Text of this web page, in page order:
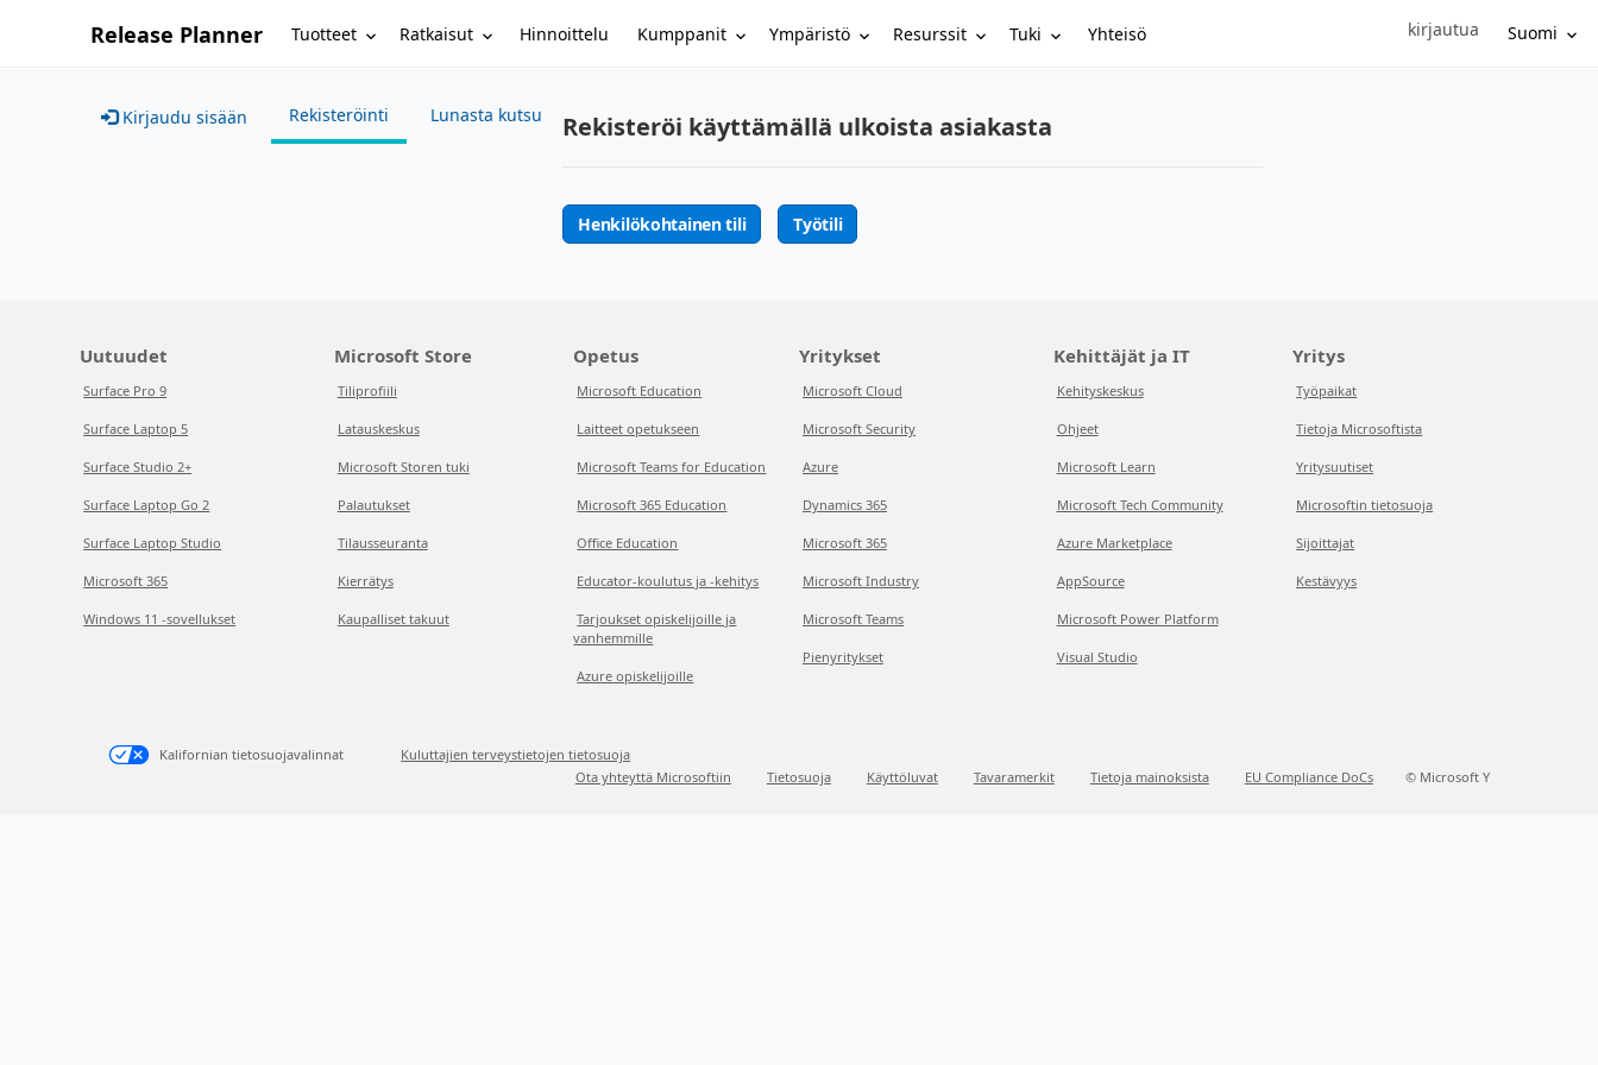
Release Planner Tuotteet Ratkaisut Hinnoittelu Kumppanit Ympäristö Resurssit Tuki Yhteisö Sign in to your account
kirjautua Suomi
Kirjaudu sisään Rekisteröinti Lunasta kutsu Rekisteröi käyttämällä ulkoista asiakasta
Henkilökohtainen tili Työtili
Uutuudet
Surface Pro 9
Surface Laptop 5
Surface Studio 2+
Surface Laptop Go 2
Surface Laptop Studio
Microsoft 365
Windows 11 -sovellukset
Microsoft Store
Tiliprofiili
Latauskeskus
Microsoft Storen tuki
Palautukset
Tilausseuranta
Kierrätys
Kaupalliset takuut
Opetus
Microsoft Education
Laitteet opetukseen
Microsoft Teams for Education
Microsoft 365 Education
Office Education
Educator-koulutus ja -kehitys
Tarjoukset opiskelijoille ja
vanhemmille
Azure opiskelijoille
Yritykset
Microsoft Cloud
Microsoft Security
Azure
Dynamics 365
Microsoft 365
Microsoft Industry
Microsoft Teams
Pienyritykset
Kehittäjät ja IT
Kehityskeskus
Ohjeet
Microsoft Learn
Microsoft Tech Community
Azure Marketplace
AppSource
Microsoft Power Platform
Visual Studio
Yritys
Työpaikat
Tietoja Microsoftista
Yritysuutiset
Microsoftin tietosuoja
Sijoittajat
Kestävyys
Kalifornian tietosuojavalinnat
Kuluttajien terveystietojen tietosuoja
Ota yhteyttä Microsoftiin
Tietosuoja Käyttöluvat Tavaramerkit Tietoja mainoksista EU Compliance DoCs © Microsoft Y